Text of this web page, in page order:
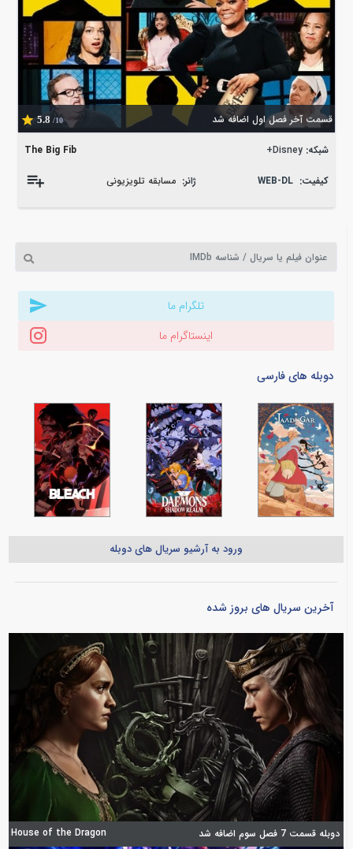
قسمت آخر فصل اول اضافه شد 5.8 /10
The Big Fib شبکه: Disney+
کیفیت: WEB-DL ژانر: مسابقه تلویزیونی
تلگرام ما
اینستاگرام ما
دوبله های فارسی
ورود به آرشیو سریال های دوبله
آخرین سریال های بروز شده
دوبله قسمت 7 فصل سوم اضافه شد House of the Dragon